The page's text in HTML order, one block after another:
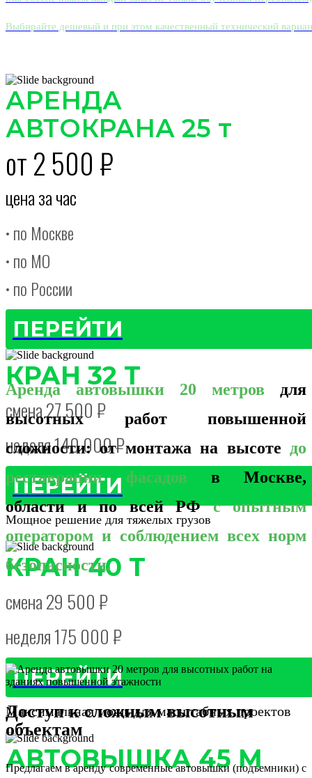
Выбирайте дешевый и при этом качественный технический
АРЕНДА
АВТОКРАНА 25 т
от 2 500 ₽
цена за час
• по Москве
• по МО
• по России
ПЕРЕЙТИ
КРАН 32 Т
смена 27 500 ₽
неделя 140 000 ₽
ПЕРЕЙТИ
Мощное решение для тяжелых грузов
КРАН 40 Т
смена 29 500 ₽
неделя 175 000 ₽
ПЕРЕЙТИ
Максимальная мощь для масштабных проектов
АВТОВЫШКА 45 М
Аренда автовышки 20 метров для
высотных работ повышенной
сложности: от монтажа на высоте до
реставрации фасадов в Москве,
области и по всей РФс опытным
оператором и соблюдением всех норм
безопасности.
Доступ к сложным высотным
объектам
Предлагаем в аренду современные автовышки (подъемники) с